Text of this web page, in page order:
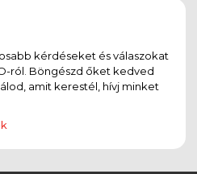
kérdéseket és válaszokat
ról. Böngészd őket kedved
amit kerestél, hívj minket